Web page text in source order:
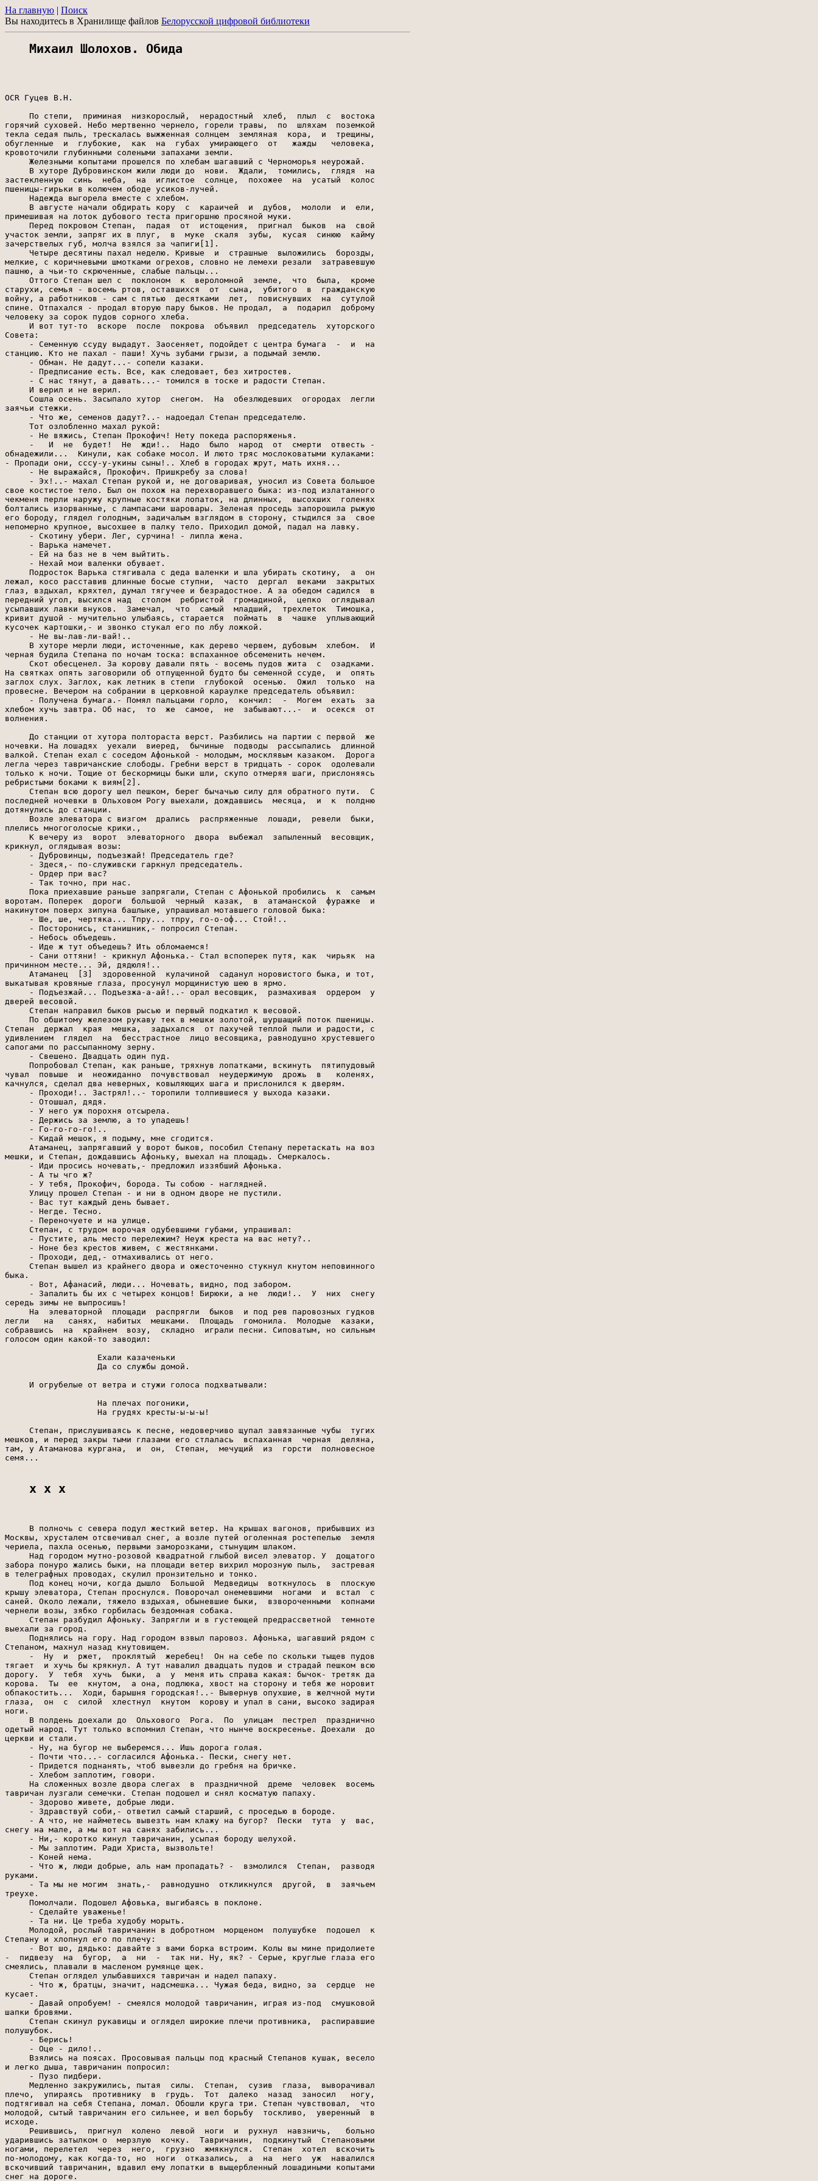
На главную | Поиск
Вы находитесь в Хранилище файлов Белорусской цифровой библиотеки
Михаил Шолохов. Обида
OCR Гуцев В.Н.
     По степи,  приминая  низкорослый,  нерадостный  хлеб,  плыл  с  востока
горячий суховей. Небо мертвенно чернело, горели травы,  по  шляхам  поземкой
текла седая пыль, трескалась выжженная солнцем  земляная  кора,  и  трещины,
обугленные  и  глубокие,  как  на  губах  умирающего  от   жажды   человека,
кровоточили глубинными солеными запахами земли.
     Железными копытами прошелся по хлебам шагавший с Черноморья неурожай.
     В хуторе Дубровинском жили люди до  нови.  Ждали,  томились,  глядя  на
застекленную  синь  неба,  на  иглистое  солнце,  похожее  на  усатый  колос
пшеницы-гирьки в колючем ободе усиков-лучей.
     Надежда выгорела вместе с хлебом.
     В августе начали обдирать кору  с  караичей  и  дубов,  мололи  и  ели,
примешивая на лоток дубового теста пригоршню просяной муки.
     Перед покровом Степан,  падая  от  истощения,  пригнал  быков  на  свой
участок земли, запряг их в плуг,  в  муке  скаля  зубы,  кусая  синюю  кайму
зачерствелых губ, молча взялся за чапиги[1].
     Четыре десятины пахал неделю. Кривые  и  страшные  выложились  борозды,
мелкие, с коричневыми шмотками огрехов, словно не лемехи резали  затравевшую
пашню, а чьи-то скрюченные, слабые пальцы...
     Оттого Степан шел с  поклоном  к  вероломной  земле,  что  была,  кроме
старухи, семья - восемь ртов, оставшихся  от  сына,  убитого  в  гражданскую
войну, а работников - сам с пятью  десятками  лет,  повиснувших  на  сутулой
спине. Отпахался - продал вторую пару быков. Не продал,  а  подарил  доброму
человеку за сорок пудов сорного хлеба.
     И вот тут-то  вскоре  после  покрова  объявил  председатель  хуторского
Совета:
     - Семенную ссуду выдадут. Заосеняет, подойдет с центра бумага  -  и  на
станцию. Кто не пахал - паши! Хучь зубами грызи, а подымай землю.
     - Обман. Не дадут...- сопели казаки.
     - Предписание есть. Все, как следовает, без хитростев.
     - С нас тянут, а давать...- томился в тоске и радости Степан.
     И верил и не верил.
     Сошла осень. Засыпало хутор  снегом.  На  обезлюдевших  огородах  легли
заячьи стежки.
     - Что же, cеменов дадут?..- надоедал Степан председателю.
     Тот озлобленно махал рукой:
     - Не вяжись, Степан Прокофич! Нету покеда распоряженья.
     -   И  не  будет!  Не  жди!..  Надо  было  народ  от  смерти  отвесть -
обнадежили...  Кинули, как собаке мосол. И люто тряс мослоковатыми кулаками:
- Пропади они, сссу-у-укины сыны!.. Хлеб в городах жрут, мать ихня...
     - Не выражайся, Прокофич. Пришкребу за слова!
     - Эх!..- махал Степан рукой и, не договаривая, уносил из Совета большое
свое костистое тело. Был он похож на перехворавшего быка: из-под излатанного
чекменя перли наружу крупные костяки лопаток, на длинных,  высохших  голенях
болтались изорванные, с лампасами шаровары. Зеленая проседь запорошила рыжую
его бороду, глядел голодным, задичалым взглядом в сторону, стыдился за  свое
непомерно крупное, высохшее в палку тело. Приходил домой, падал на лавку.
     - Скотину убери. Лег, сурчина! - липла жена.
     - Варька намечет.
     - Ей на баз не в чем выйтить.
     - Нехай мои валенки обувает.
     Подросток Варька стягивала с деда валенки и шла убирать скотину,  а  он
лежал, косо расставив длинные босые ступни,  часто  дергал  веками  закрытых
глаз, вздыхал, кряхтел, думал тягучее и безрадостное. А за обедом садился  в
передний угол, высился над  столом  ребристой  громадиной,  цепко  оглядывал
усыпавших лавки внуков.  Замечал,  что  самый  младший,  трехлеток  Тимошка,
кривит душой - мучительно улыбаясь, старается  поймать  в  чашке  уплывающий
кусочек картошки,- и звонко стукал его по лбу ложкой.
     - Не вы-лав-ли-вай!..
     В хуторе мерли люди, источенные, как дерево червем, дубовым  хлебом.  И
черная будила Степана по ночам тоска: вспаханное обсеменить нечем.
     Скот обесценел. За корову давали пять - восемь пудов жита  с  озадками.
На святках опять заговорили об отпущенной будто бы семенной ссуде,  и  опять
заглох слух. Заглох, как летник в степи  глубокой  осенью.  Ожил  только  на
провесне. Вечером на собрании в церковной караулке председатель объявил:
     - Получена бумага.- Помял пальцами горло,  кончил:  -  Могем  ехать  за
хлебом хучь завтра. Об нас,  то  же  самое,  не  забывают...-  и  осекся  от
волнения.
     До станции от хутора полтораста верст. Разбились на партии с первой  же
ночевки. На лошадях  уехали  виеред,  бычиные  подводы  рассыпались  длинной
валкой. Степан ехал с соседом Афонькой - молодым, москлявым казаком.  Дорога
легла через тавричанские слободы. Гребни верст в тридцать - сорок  одолевали
только к ночи. Тощие от бескормицы быки шли, скупо отмеряя шаги, прислоняясь
ребристыми боками к виям[2].
     Степан всю дорогу шел пешком, берег бычачью силу для обратного пути.  С
последней ночевки в Ольховом Рогу выехали, дождавшись  месяца,  и  к  полдню
дотянулись до станции.
     Возле элеватора с визгом  дрались  распряженные  лошади,  ревели  быки,
плелись многоголосые крики.,
     К вечеру из  ворот  элеваторного  двора  выбежал  запыленный  весовщик,
крикнул, оглядывая возы:
     - Дубровинцы, подъезжай! Председатель где?
     - Здеся,- по-служивски гаркнул председатель.
     - Ордер при вас?
     - Так точно, при нас.
     Пока приехавшие раньше запрягали, Степан с Афонькой пробились  к  самым
воротам. Поперек  дороги  большой  черный  казак,  в  атаманской  фуражке  и
накинутом поверх зипуна башлыке, упрашивал мотавшего головой быка:
     - Ше, ше, чертяка... Тпру... тпру, го-о-оф... Стой!..
     - Посторонись, станишник,- попросил Степан.
     - Небось объедешь.
     - Иде ж тут объедешь? Ить обломаемся!
     - Сани оттяни! - крикнул Афонька.- Стал вспоперек путя, как  чирьяк  на
причинном месте... Эй, дядюля!..
     Атаманец  [3]  здоровенной  кулачиной  саданул норовистого быка, и тот,
выкатывая кровяные глаза, просунул морщинистую шею в ярмо.
     - Подъезжай... Подъезжа-а-ай!..- орал весовщик,  размахивая  ордером  у
дверей весовой.
     Степан направил быков рысью и первый подкатил к весовой.
     По обшитому железом рукаву тек в мешки золотой, шуршащий поток пшеницы.
Степан  держал  края  мешка,  задыхался  от пахучей теплой пыли и радости, с
удивлением  глядел  на  бесстрастное  лицо весовщика, равнодушно хрустевшего
сапогами по рассыпанному зерну.
     - Свешено. Двадцать один пуд.
     Попробовал Степан, как раньше, тряхнув лопатками, вскинуть  пятипудовый
чувал  повыше  и  неожиданно  почувствовал  неудержимую  дрожь  в   коленях,
качнулся, сделал два неверных, ковыляющих шага и прислонился к дверям.
     - Проходи!.. Застрял!..- торопили толпившиеся у выхода казаки.
     - Отошшал, дядя.
     - У него уж порохня отсырела.
     - Держись за землю, а то упадешь!
     - Го-го-го-го!..
     - Кидай мешок, я подыму, мне сгодится.
     Атаманец, запрягавший у ворот быков, пособил Степану перетаскать на воз
мешки, и Степан, дождавшись Афоньку, выехал на площадь. Смеркалось.
     - Иди просись ночевать,- предложил иззябший Афонька.
     - А ты чго ж?
     - У тебя, Прокофич, борода. Ты собою - наглядней.
     Улицу прошел Степан - и ни в одном дворе не пустили.
     - Вас тут каждый день бывает.
     - Негде. Тесно.
     - Переночуете и на улице.
     Степан, с трудом ворочая одубевшими губами, упрашивал:
     - Пустите, аль место перележим? Неуж креста на вас нету?..
     - Ноне без крестов живем, с жестянками.
     - Проходи, дед,- отмахивались от него.
     Степан вышел из крайнего двора и ожесточенно стукнул кнутом неповинного
быка.
     - Вот, Афанасий, люди... Ночевать, видно, под забором.
     - Запалить бы их с четырех концов! Бирюки, а не  люди!..  У  них  снегу
середь зимы не выпросишь!
     На  элеваторной  площади  распрягли  быков  и под рев паровозных гудков
легли   на   санях,  набитых  мешками.  Площадь  гомонила.  Молодые  казаки,
собравшись  на  крайнем  возу,  складно  играли песни. Сиповатым, но сильным
голосом один какой-то заводил:
                   Ехали казаченьки
                   Да со службы домой.
     И огрубелые от ветра и стужи голоса подхватывали:
                   На плечах погоники,
                   На грудях кресты-ы-ы-ы!
     Степан, прислушиваясь к песне, недоверчиво щупал завязанные чубы  тугих
мешков, и перед закры тыми глазами его стлалась  вспаханная  черная  деляна,
там, у Атаманова кургана,  и  он,  Степан,  мечущий  из  горсти  полновесное
семя...
x x x
     В полночь с севера подул жесткий ветер. На крышах вагонов, прибывших из
Москвы, хрусталем отсвечивал снег, а возле путей оголенная ростепелью  земля
чериела, пахла осенью, первыми заморозками, стынущим шлаком.
     Над городом мутно-розовой квадратной глыбой висел элеватор. У  дощатого
забора понуро жались быки, на площади ветер вихрил морозную пыль,  застревая
в телеграфных проводах, скулил пронзительно и тонко.
     Под конец ночи, когда дышло  Большой  Медведицы  воткнулось  в  плоскую
крышу элеватора, Степан проснулся. Поворочал онемевшими  ногами  и  встал  с
саней. Около лежали, тяжело вздыхая, обыневшие быки,  взвороченными  копнами
чернели возы, зябко горбилась бездомная собака.
     Степан разбудил Афоньку. Запрягли и в густеющей предрассветной  темноте
выехали за город.
     Поднялись на гору. Над городом взвыл паровоз. Афонька, шагавший рядом с
Степаном, махнул назад кнутовищем.
     -  Ну  и  ржет,  проклятый  жеребец!  Он на себе по скольки тыщев пудов
тягает  и хучь бы крякнул. А тут навалил двадцать пудов и страдай пешком всю
дорогу.  У  тебя  хучь  быки,  а  у  меня ить справа какая: бычок- третяк да
корова.  Ты  ее  кнутом,  а она, подлюка, хвост на сторону и тебя же норовит
обпакостить...  Ходи, барышня городская!..- Вывернув опухшие, в желчной мути
глаза,  он  с  силой  хлестнул  кнутом  корову и упал в сани, высоко задирая
ноги.
     В полдень доехали до  Ольхового  Рога.  По  улицам  пестрел  празднично
одетый народ. Тут только вспомнил Степан, что нынче воскресенье. Доехали  до
церкви и стали.
     - Ну, на бугор не выберемся... Ишь дорога голая.
     - Почти что...- согласился Афонька.- Пески, снегу нет.
     - Придется поднанять, чтоб вывезли до гребня на бричке.
     - Хлебом заплотим, говори.
     На сложенных возле двора слегах  в  праздничной  дреме  человек  восемь
тавричан лузгали семечки. Степан подошел и снял косматую папаху.
     - Здорово живете, добрые люди.
     - Здравствуй соби,- ответил самый старший, с проседью в бороде.
     - А что, не найметесь вывезть нам клажу на бугор?  Пески  тута  у  вас,
снегу на мале, а мы вот на санях забились...
     - Ни,- коротко кинул тавричанин, усыпая бороду шелухой.
     - Мы заплотим. Ради Христа, вызвольте!
     - Коней нема.
     - Что ж, люди добрые, аль нам пропадать? -  взмолился  Степан,  разводя
руками.
     - Та мы не могим  знать,-  равнодушно  откликнулся  другой,  в  заячьем
треухе.
     Помолчали. Подошел Афовька, выгибаясь в поклоне.
     - Сделайте уваженье!
     - Та ни. Це треба худобу морыть.
     Молодой, рослый тавричанин в добротном  морщеном  полушубке  подошел  к
Степану и хлопнул его по плечу:
     - Вот шо, дядько: давайте з вами борка встроим. Колы вы мине придолиете
-  пидвезу  на  бугор,  а  ни  -  так ни. Ну, як? - Серые, круглые глаза его
смеялись, плавали в масленом румянце щек.
     Степан оглядел улыбавшихся тавричан и надел папаху.
     - Что ж, братцы, значит, надсмешка... Чужая беда, видно, за  сердце  не
кусает.
     - Давай опробуем! - смеялся молодой тавричанин, играя из-под  смушковой
шапки бровями.
     Степан скинул рукавицы и оглядел широкие плечи противника,  распиравшие
полушубок.
     - Берись!
     - Оце - дило!..
     Взялись на поясах. Просовывая пальцы под красный Степанов кушак, весело
и легко дыша, тавричанин попросил:
     - Пузо пидбери.
     Медленно закружились, пытая  силы.  Степан,  сузив  глаза,  выворачивал
плечо,  упираясь  противнику  в  грудь.  Тот  далеко  назад  заносил   ногу,
подтягивал на себя Степана, ломал. Обошли круга три. Степан чувствовал,  что
молодой, сытый тавричанин его сильнее, и вел борьбу  тоскливо,  уверенный  в
исходе.
     Решившись,  пригнул  колено  левой  ноги  и  рухнул  навзничь,   больно
ударившись затылком о  мерзлую  кочку.  Тавричанин,  подкинутый  Степановыми
ногами, перелетел  через  него,  грузно  жмякнулся.  Степан  хотел  вскочить
по-молодому, как когда-то, но  ноги  отказались,  а  на  него  уж  навалился
вскочивший тавричанин, вдавил ему лопатки в выщербленный лошадиными копытами
снег на дороге.